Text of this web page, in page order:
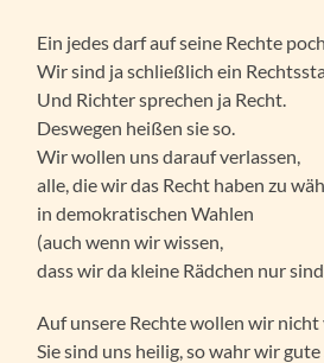
Ein jedes darf auf seine Rechte
Wir sind ja schließlich ein
Und Richter sprechen ja Recht.
Deswegen heißen sie so.
Wir wollen uns darauf verlassen,
alle, die wir das Recht haben zu
in demokratischen Wahlen
(auch wenn wir wissen,
dass wir da kleine Rädchen nur
Auf unsere Rechte wollen wir nicht
Sie sind uns heilig, so wahr wir